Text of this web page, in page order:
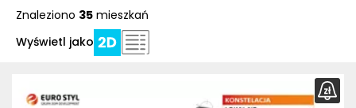
Znaleziono 35 mieszkań
Wyświetl jako